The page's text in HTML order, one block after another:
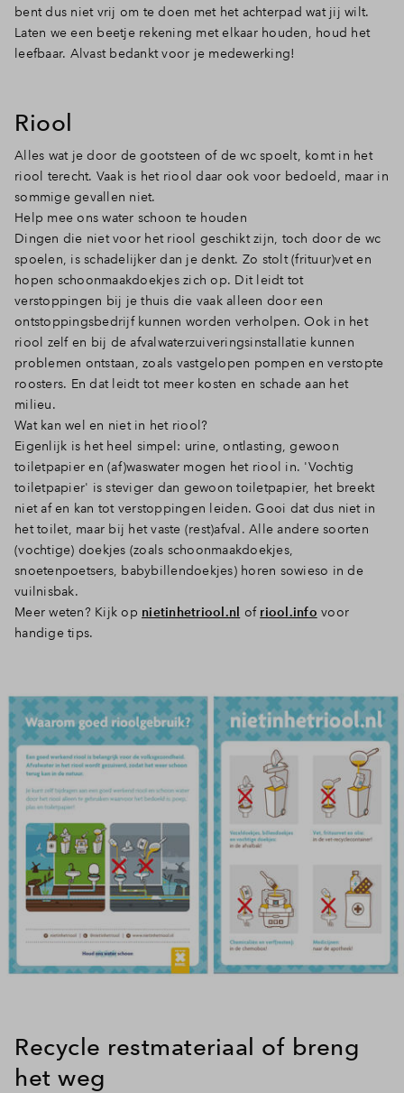
bent dus niet vrij om te doen met het achterpad wat jij wilt.
Laten we een beetje rekening met elkaar houden, houd het
leefbaar. Alvast bedankt voor je medewerking!
Riool
Alles wat je door de gootsteen of de wc spoelt, komt in het
riool terecht. Vaak is het riool daar ook voor bedoeld, maar in
sommige gevallen niet.
Help mee ons water schoon te houden
Dingen die niet voor het riool geschikt zijn, toch door de wc
spoelen, is schadelijker dan je denkt. Zo stolt (frituur)vet en
hopen schoonmaakdoekjes zich op. Dit leidt tot
verstoppingen bij je thuis die vaak alleen door een
ontstoppingsbedrijf kunnen worden verholpen. Ook in het
riool zelf en bij de afvalwaterzuiveringsinstallatie kunnen
problemen ontstaan, zoals vastgelopen pompen en verstopte
roosters. En dat leidt tot meer kosten en schade aan het
milieu.
Wat kan wel en niet in het riool?
Eigenlijk is het heel simpel: urine, ontlasting, gewoon
toiletpapier en (af)waswater mogen het riool in. 'Vochtig
toiletpapier' is steviger dan gewoon toiletpapier, het breekt
niet af en kan tot verstoppingen leiden. Gooi dat dus niet in
het toilet, maar bij het vaste (rest)afval. Alle andere soorten
(vochtige) doekjes (zoals schoonmaakdoekjes,
snoetenpoetsers, babybillendoekjes) horen sowieso in de
vuilnisbak.
Meer weten? Kijk op nietinhetriool.nl of riool.info voor
handige tips.
Recycle restmateriaal of breng
het weg